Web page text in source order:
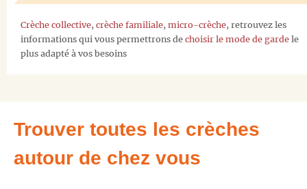
Crèche collective, crèche familiale, micro-crèche, retrouvez les
informations qui vous permettrons de choisir le mode de garde le
plus adapté à vos besoins
Trouver toutes les crèches
autour de chez vous